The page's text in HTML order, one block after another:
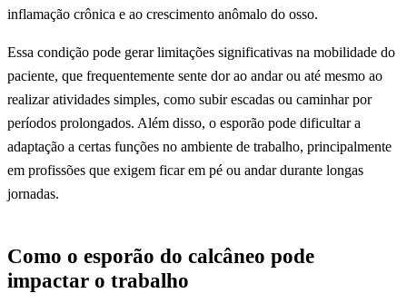
inflamação crônica e ao crescimento anômalo do osso.
Essa condição pode gerar limitações significativas na mobilidade do
paciente, que frequentemente sente dor ao andar ou até mesmo ao
realizar atividades simples, como subir escadas ou caminhar por
períodos prolongados. Além disso, o esporão pode dificultar a
adaptação a certas funções no ambiente de trabalho, principalmente
em profissões que exigem ficar em pé ou andar durante longas
jornadas.
Como o esporão do calcâneo pode
impactar o trabalho